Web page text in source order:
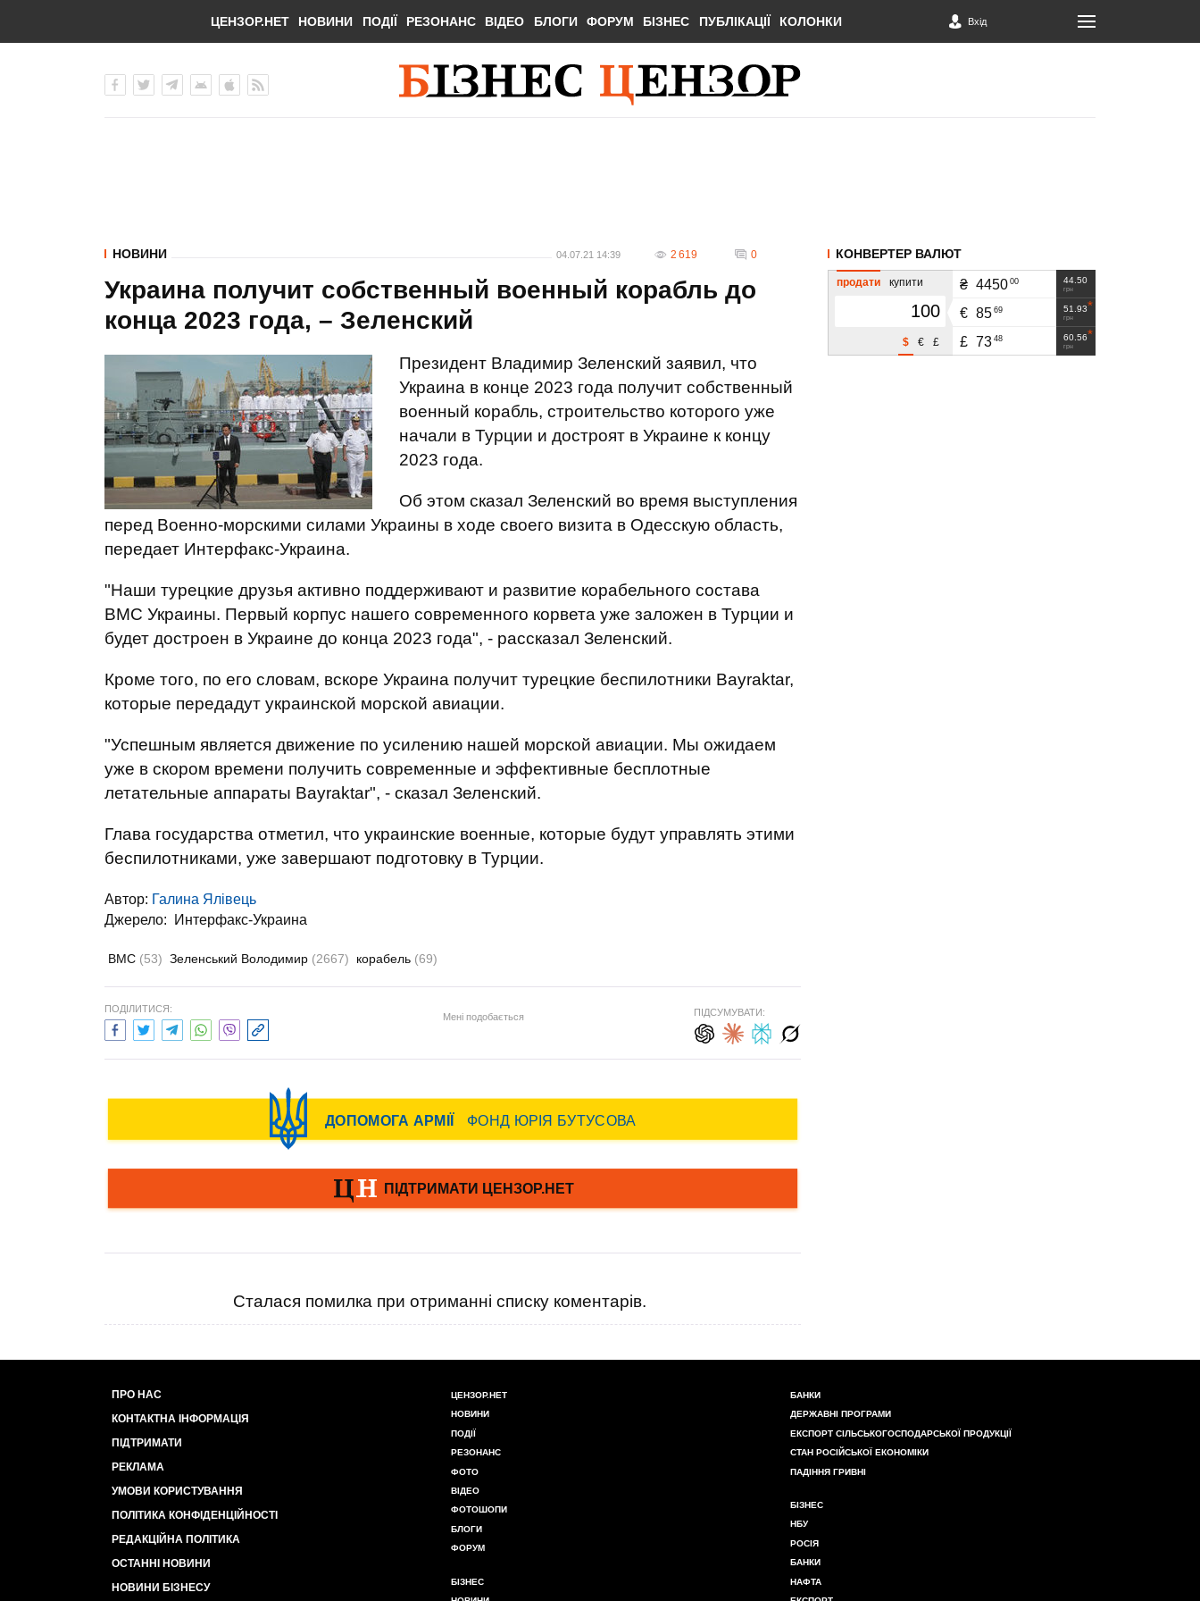
ЦЕНЗОР.НЕТ НОВИНИ ПОДІЇ РЕЗОНАНС ВІДЕО БЛОГИ ФОРУМ БІЗНЕС ПУБЛІКАЦІЇ КОЛОНКИ Вхід
НОВИНИ 04.07.21 14:39 2 619 0
Украина получит собственный военный корабль до
конца 2023 года, – Зеленский
Президент Владимир Зеленский заявил, что
Украина в конце 2023 года получит собственный
военный корабль, строительство которого уже
начали в Турции и достроят в Украине к концу
2023 года.
Об этом сказал Зеленский во время выступления
перед Военно-морскими силами Украины в ходе своего визита в Одесскую область,
передает Интерфакс-Украина.
"Наши турецкие друзья активно поддерживают и развитие корабельного состава
ВМС Украины. Первый корпус нашего современного корвета уже заложен в Турции и
будет достроен в Украине до конца 2023 года", - рассказал Зеленский.
Кроме того, по его словам, вскоре Украина получит турецкие беспилотники Bayraktar,
которые передадут украинской морской авиации.
"Успешным является движение по усилению нашей морской авиации. Мы ожидаем
уже в скором времени получить современные и эффективные бесплотные
летательные аппараты Bayraktar", - сказал Зеленский.
Глава государства отметил, что украинские военные, которые будут управлять этими
беспилотниками, уже завершают подготовку в Турции.
Автор: Галина Ялівець
Джерело:
Интерфакс-Украина
ВМС (53) Зеленський Володимир (2667) корабель (69)
ПОДІЛИТИСЯ:
Мені подобається ПІДСУМУВАТИ:
Сталася помилка при отриманні списку коментарів.
КОНВЕРТЕР ВАЛЮТ
продати купити
£
€
$
44.50
грн
₴ 4450 00
51.93
грн
€ 85 69
60.56
грн
£ 73 48
ПРО НАС
КОНТАКТНА ІНФОРМАЦІЯ
ПІДТРИМАТИ
РЕКЛАМА
УМОВИ КОРИСТУВАННЯ
ПОЛІТИКА КОНФІДЕНЦІЙНОСТІ
РЕДАКЦІЙНА ПОЛІТИКА
ОСТАННІ НОВИНИ
НОВИНИ БІЗНЕСУ
ЦЕНЗОР.НЕТ
НОВИНИ
ПОДІЇ
РЕЗОНАНС
ФОТО
ВІДЕО
ФОТОШОПИ
БЛОГИ
ФОРУМ
БІЗНЕС
БАНКИ
ДЕРЖАВНІ ПРОГРАМИ
ЕКСПОРТ СІЛЬСЬКОГОСПОДАРСЬКОЇ ПРОДУКЦІЇ
СТАН РОСІЙСЬКОЇ ЕКОНОМІКИ
ПАДІННЯ ГРИВНІ
БІЗНЕС
НБУ
РОСІЯ
БАНКИ
НАФТА